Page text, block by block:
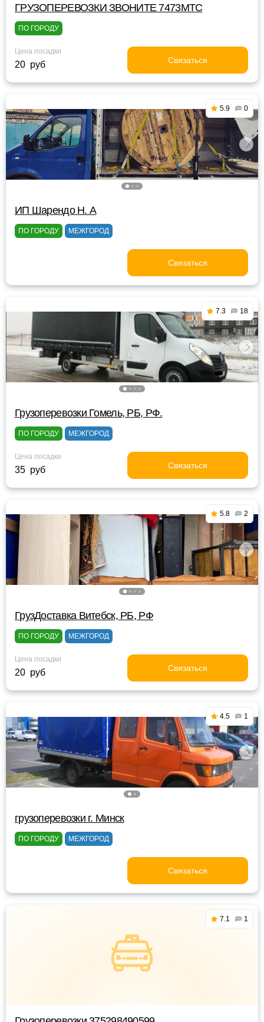
ГРУЗОПЕРЕВОЗКИ ЗВОНИТЕ 7473МТС
ПО ГОРОДУ
Цена посадки
20 руб Связаться
5.9 0
ИП Шарендо Н. А
ПО ГОРОДУ МЕЖГОРОД
Связаться
7.3 18
Грузоперевозки Гомель, РБ, РФ.
ПО ГОРОДУ МЕЖГОРОД
Цена посадки
35 руб Связаться
5.8 2
ГрузДоставка Витебск, РБ, РФ
ПО ГОРОДУ МЕЖГОРОД
Цена посадки
20 руб Связаться
4.5 1
грузоперевозки г. Минск
ПО ГОРОДУ МЕЖГОРОД
Связаться
7.1 1